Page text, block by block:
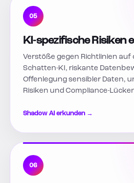
05
KI-spezifische Risiken
Verstöße gegen Richtlinien auf
Schatten-KI, riskante
Offenlegung sensibler Daten,
Risiken und Compliance-
Shadow AI erkunden →
06